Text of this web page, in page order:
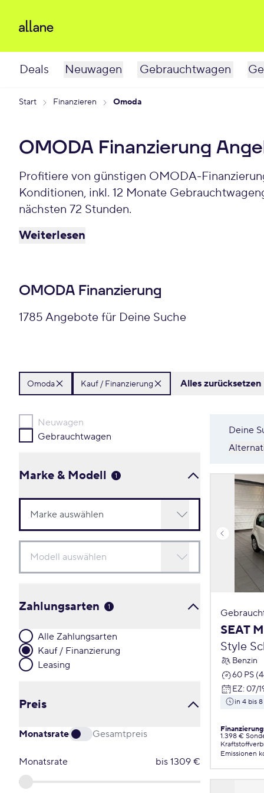
Deals Neuwagen Gebrauchtwagen
Start Finanzieren Omoda
OMODA Finanzierung
Profitiere von günstigen OMODA-
Konditionen, inkl. 12 Monate
nächsten 72 Stunden.
Weiterlesen
OMODA Finanzierung
1785 Angebote für Deine Suche
Omoda Kauf / Finanzierung Alles zurücksetzen
Neuwagen
Gebrauchtwagen
Marke & Modell 1
Zahlungsarten 1
Alle Zahlungsarten
Kauf / Finanzierung
Leasing
Preis
Monatsrate Gesamtpreis
Monatsrate bis 1309 €
Deine
SEAT
Style
Benzin
60 PS
EZ: 07/
in 4 bis
1.398 €
Emissionen